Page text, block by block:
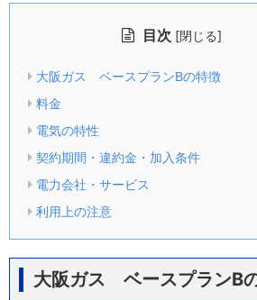
目次 [閉じる]
大阪ガス ベースプランBの特徴
料金
電気の特性
契約期間・違約金・加入条件
電力会社・サービス
利用上の注意
大阪ガス ベースプランB